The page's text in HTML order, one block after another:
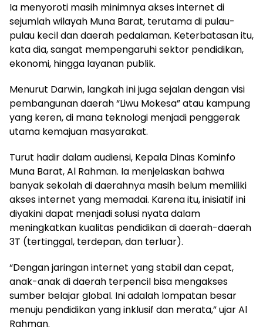
Ia menyoroti masih minimnya akses internet di
sejumlah wilayah Muna Barat, terutama di pulau-
pulau kecil dan daerah pedalaman. Keterbatasan itu,
kata dia, sangat mempengaruhi sektor pendidikan,
ekonomi, hingga layanan publik.
Menurut Darwin, langkah ini juga sejalan dengan visi
pembangunan daerah “Liwu Mokesa” atau kampung
yang keren, di mana teknologi menjadi penggerak
utama kemajuan masyarakat.
Turut hadir dalam audiensi, Kepala Dinas Kominfo
Muna Barat, Al Rahman. Ia menjelaskan bahwa
banyak sekolah di daerahnya masih belum memiliki
akses internet yang memadai. Karena itu, inisiatif ini
diyakini dapat menjadi solusi nyata dalam
meningkatkan kualitas pendidikan di daerah-daerah
3T (tertinggal, terdepan, dan terluar).
“Dengan jaringan internet yang stabil dan cepat,
anak-anak di daerah terpencil bisa mengakses
sumber belajar global. Ini adalah lompatan besar
menuju pendidikan yang inklusif dan merata,” ujar Al
Rahman.